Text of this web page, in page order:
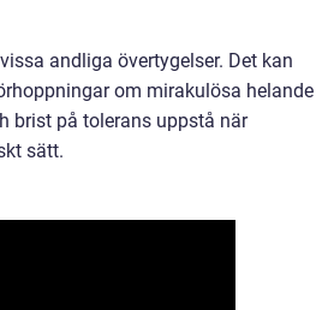
andliga övertygelser. Det kan
om mirakulösa helande
brist på tolerans uppstå när
sätt.